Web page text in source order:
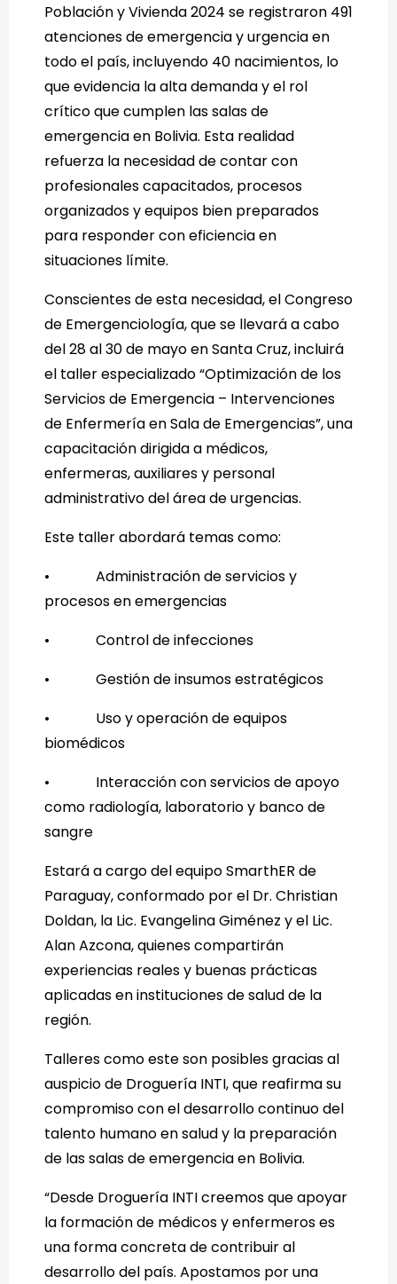
Población y Vivienda 2024 se registraron 491
atenciones de emergencia y urgencia en
todo el país, incluyendo 40 nacimientos, lo
que evidencia la alta demanda y el rol
crítico que cumplen las salas de
emergencia en Bolivia. Esta realidad
refuerza la necesidad de contar con
profesionales capacitados, procesos
organizados y equipos bien preparados
para responder con eficiencia en
situaciones límite.
Conscientes de esta necesidad, el Congreso
de Emergenciología, que se llevará a cabo
del 28 al 30 de mayo en Santa Cruz, incluirá
el taller especializado “Optimización de los
Servicios de Emergencia – Intervenciones
de Enfermería en Sala de Emergencias”, una
capacitación dirigida a médicos,
enfermeras, auxiliares y personal
administrativo del área de urgencias.
Este taller abordará temas como:
•
Administración de servicios y
procesos en emergencias
•
Control de infecciones
•
Gestión de insumos estratégicos
•
Uso y operación de equipos
biomédicos
•
Interacción con servicios de apoyo
como radiología, laboratorio y banco de
sangre
Estará a cargo del equipo SmarthER de
Paraguay, conformado por el Dr. Christian
Doldan, la Lic. Evangelina Giménez y el Lic.
Alan Azcona, quienes compartirán
experiencias reales y buenas prácticas
aplicadas en instituciones de salud de la
región.
Talleres como este son posibles gracias al
auspicio de Droguería INTI, que reafirma su
compromiso con el desarrollo continuo del
talento humano en salud y la preparación
de las salas de emergencia en Bolivia.
“Desde Droguería INTI creemos que apoyar
la formación de médicos y enfermeros es
una forma concreta de contribuir al
desarrollo del país. Apostamos por una